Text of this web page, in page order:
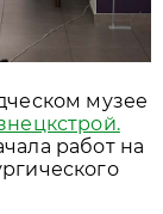
музее
работ на